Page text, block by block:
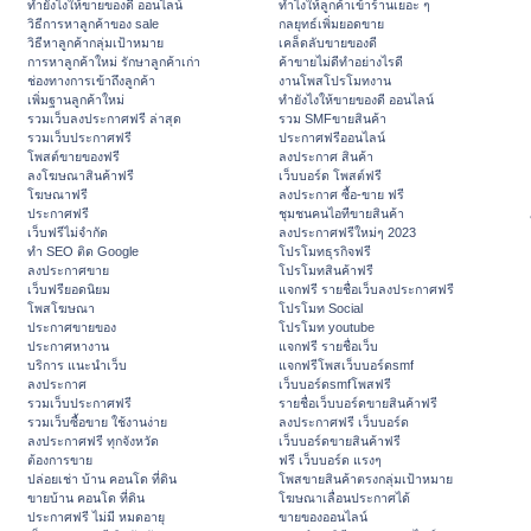
ทํายังไงให้ขายของดี ออนไลน์
วิธีการหาลูกค้าของ sale
วิธีหาลูกค้ากลุ่มเป้าหมาย
การหาลูกค้าใหม่ รักษาลูกค้าเก่า
ช่องทางการเข้าถึงลูกค้า
เพิ่มฐานลูกค้าใหม่
รวมเว็บลงประกาศฟรี ล่าสุด
รวมเว็บประกาศฟรี
โพสต์ขายของฟรี
ลงโฆษณาสินค้าฟรี
โฆษณาฟรี
ประกาศฟรี
เว็บฟรีไม่จำกัด
ทำ SEO ติด Google
ลงประกาศขาย
เว็บฟรียอดนิยม
โพสโฆษณา
ประกาศขายของ
ประกาศหางาน
บริการ แนะนำเว็บ
ลงประกาศ
รวมเว็บประกาศฟรี
รวมเว็บซื้อขาย ใช้งานง่าย
ลงประกาศฟรี ทุกจังหวัด
ต้องการขาย
ปล่อยเช่า บ้าน คอนโด ที่ดิน
ขายบ้าน คอนโด ที่ดิน
ประกาศฟรี ไม่มี หมดอายุ
ทําไงให้ลูกค้าเข้าร้านเยอะ ๆ
กลยุทธ์เพิ่มยอดขาย
เคล็ดลับขายของดี
ค้าขายไม่ดีทำอย่างไรดี
งานโพสโปรโมทงาน
ทํายังไงให้ขายของดี ออนไลน์
รวม SMFขายสินค้า
ประกาศฟรีออนไลน์
ลงประกาศ สินค้า
เว็บบอร์ด โพสต์ฟรี
ลงประกาศ ซื้อ-ขาย ฟรี
ชุมชนคนไอทีขายสินค้า
ลงประกาศฟรีใหม่ๆ 2023
โปรโมทธุรกิจฟรี
โปรโมทสินค้าฟรี
แจกฟรี รายชื่อเว็บลงประกาศฟรี
โปรโมท Social
โปรโมท youtube
แจกฟรี รายชื่อเว็บ
แจกฟรีโพสเว็บบอร์ดsmf
เว็บบอร์ดsmfโพสฟรี
รายชื่อเว็บบอร์ดขายสินค้าฟรี
ลงประกาศฟรี เว็บบอร์ด
เว็บบอร์ดขายสินค้าฟรี
ฟรี เว็บบอร์ด แรงๆ
โพสขายสินค้าตรงกลุ่มเป้าหมาย
โฆษณาเลื่อนประกาศได้
ขายของออนไลน์